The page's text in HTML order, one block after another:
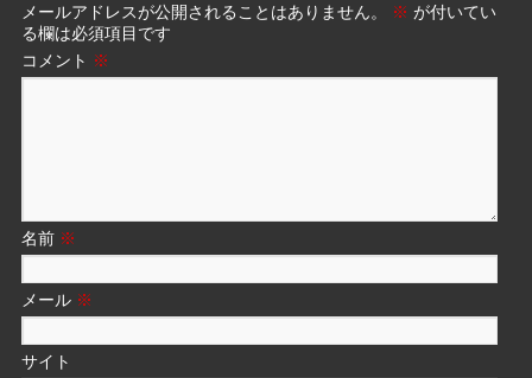
メールアドレスが公開されることはありません。 ※ が付いてい
る欄は必須項目です
コメント ※
名前 ※
メール ※
サイト